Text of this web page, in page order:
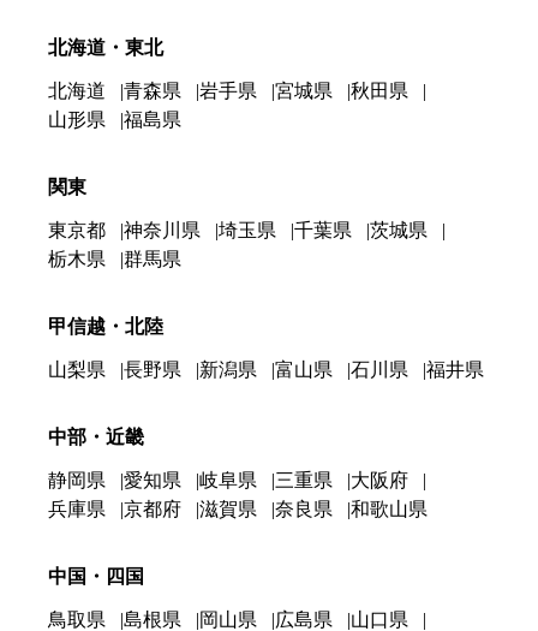
北海道・東北
北海道 青森県 岩手県 宮城県
秋田県
山形県
福島県
関東
東京都 神奈川県 埼玉県 千葉県
茨城県
栃木県
群馬県
甲信越・北陸
山梨県 長野県 新潟県 富山県 石川県 福井県
中部・近畿
静岡県 愛知県 岐阜県 三重県
大阪府
兵庫県
京都府 滋賀県 奈良県 和歌山県
中国・四国
鳥取県 島根県 岡山県 広島県
山口県